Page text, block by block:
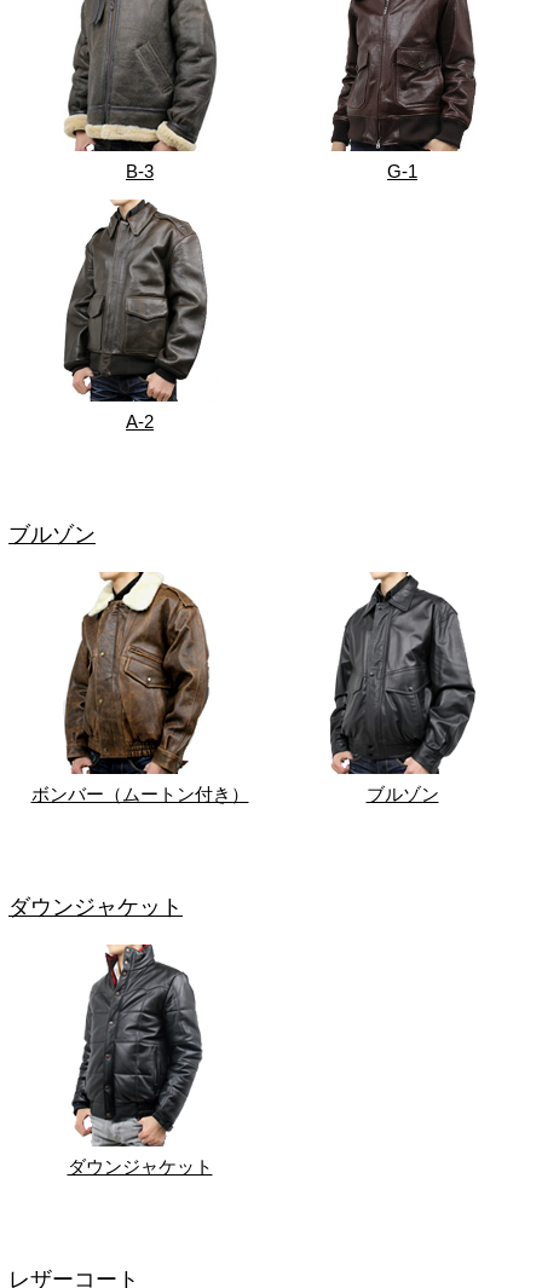
B-3 G-1
A-2
ブルゾン
ボンバー（ムートン付き） ブルゾン
ダウンジャケット
ダウンジャケット
レザーコート